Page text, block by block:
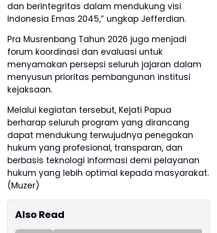
dan berintegritas dalam mendukung visi
Indonesia Emas 2045,” ungkap Jefferdian.
Pra Musrenbang Tahun 2026 juga menjadi
forum koordinasi dan evaluasi untuk
menyamakan persepsi seluruh jajaran dalam
menyusun prioritas pembangunan institusi
kejaksaan.
Melalui kegiatan tersebut, Kejati Papua
berharap seluruh program yang dirancang
dapat mendukung terwujudnya penegakan
hukum yang profesional, transparan, dan
berbasis teknologi informasi demi pelayanan
hukum yang lebih optimal kepada masyarakat.
(Muzer)
Also Read